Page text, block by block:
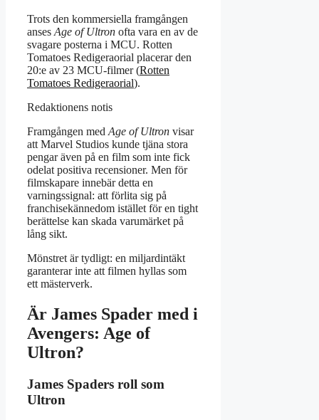
Trots den kommersiella framgången
anses Age of Ultron ofta vara en av de
svagare posterna i MCU. Rotten
Tomatoes Redigeraorial placerar den
20:e av 23 MCU-filmer (Rotten
Tomatoes Redigeraorial).
Redaktionens notis
Framgången med Age of Ultron visar
att Marvel Studios kunde tjäna stora
pengar även på en film som inte fick
odelat positiva recensioner. Men för
filmskapare innebär detta en
varningssignal: att förlita sig på
franchisekännedom istället för en tight
berättelse kan skada varumärket på
lång sikt.
Mönstret är tydligt: en miljardintäkt
garanterar inte att filmen hyllas som
ett mästerverk.
Är James Spader med i
Avengers: Age of
Ultron?
James Spaders roll som
Ultron